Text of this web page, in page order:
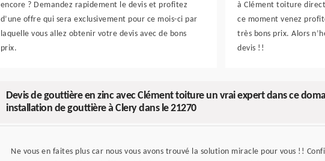
encore ? Demandez rapidement le devis et profitez
d’une offre qui sera exclusivement pour ce mois-ci par
laquelle vous allez obtenir votre devis avec de bons
prix.
à Clément toiture
ce moment venez
très bons prix. Alors
devis !!
Devis de gouttière en zinc avec Clément toiture un vrai expert dans ce
installation de gouttière à Clery dans le 21270
Ne vous en faites plus car nous vous avons trouvé la solution miracle pour vous !!